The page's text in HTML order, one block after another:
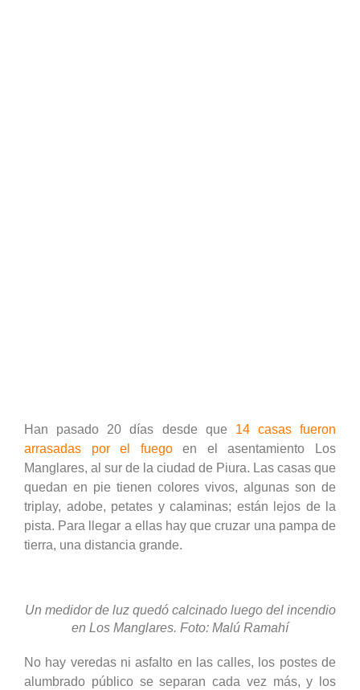
Han pasado 20 días desde que 14 casas fueron
arrasadas por el fuegoen el asentamiento Los
Manglares, al sur de la ciudad de Piura. Las casas que
quedan en pie tienen colores vivos, algunas son de
triplay, adobe, petates y calaminas; están lejos de la
pista. Para llegar a ellas hay que cruzar una pampa de
tierra, una distancia grande.
Un medidor de luz quedó calcinado luego del incendio
en Los Manglares. Foto: Malú Ramahí
No hay veredas ni asfalto en las calles, los postes de
alumbrado público se separan cada vez más, y los